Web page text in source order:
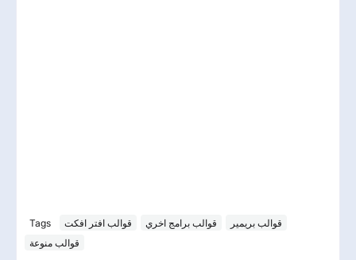
Tags قوالب افتر افكت قوالب برامج اخري
قوالب بريمير
قوالب منوعة